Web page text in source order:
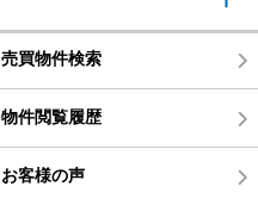
売買物件検索
物件閲覧履歴
お客様の声